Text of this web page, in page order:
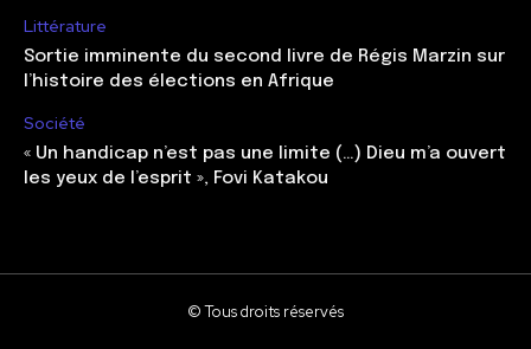
Littérature
Sortie imminente du second livre de Régis Marzin sur
l’histoire des élections en Afrique
Société
« Un handicap n’est pas une limite (…) Dieu m’a ouvert
les yeux de l’esprit », Fovi Katakou
© Tous droits réservés